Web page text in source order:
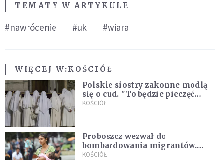
TEMATY W ARTYKULE
#nawrócenie #uk #wiara
WIĘCEJ W:KOŚCIÓŁ
Polskie siostry zakonne modlą
się o cud. "To będzie pieczęć
Pana Boga dla naszej wiary"
KOŚCIÓŁ
Proboszcz wezwał do
bombardowania migrantów.
"Masowy ogień przeciwko
KOŚCIÓŁ